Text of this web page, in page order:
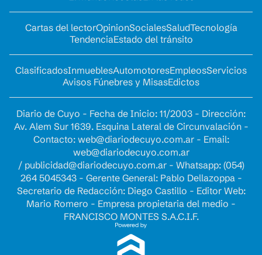
Cartas del lectorOpinionSocialesSaludTecnología
TendenciaEstado del tránsito
ClasificadosInmueblesAutomotoresEmpleosServicios
Avisos Fúnebres y MisasEdictos
Diario de Cuyo - Fecha de Inicio: 11/2003 - Dirección:
Av. Alem Sur 1639. Esquina Lateral de Circunvalación -
Contacto: web@diariodecuyo.com.ar- Email:
web@diariodecuyo.com.ar
/ publicidad@diariodecuyo.com.ar- Whatsapp: (054)
264 5045343 - Gerente General: Pablo Dellazoppa -
Secretario de Redacción: Diego Castillo - Editor Web:
Mario Romero - Empresa propietaria del medio -
FRANCISCO MONTES S.A.C.I.F.